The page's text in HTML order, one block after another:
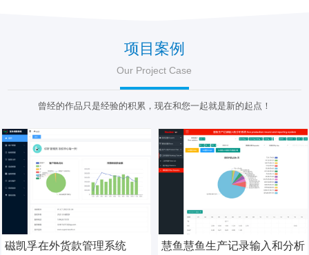
项目案例
Our Project Case
曾经的作品只是经验的积累，现在和您一起就是新的起点！
磁凯孚在外货款管理系统
慧鱼慧鱼生产记录输入和分析